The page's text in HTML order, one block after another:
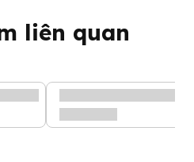
liên quan